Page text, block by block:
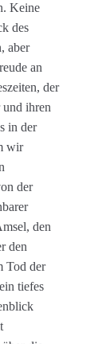
Keine
des
aber
an
der
ihren
in der
wir
der
den
den
Tod der
tiefes